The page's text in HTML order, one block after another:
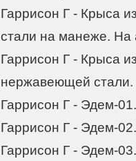
Гаррисон Г - Крыса
стали на манеже. На
Гаррисон Г - Крыса
нержавеющей стали.
Гаррисон Г - Эдем-
Гаррисон Г - Эдем-
Гаррисон Г - Эдем-